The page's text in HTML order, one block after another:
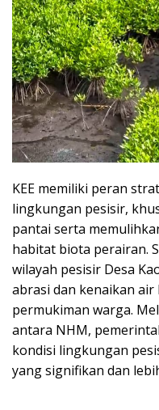
KEE memiliki peran
lingkungan pesisir,
pantai serta
habitat biota perairan.
wilayah pesisir Desa
abrasi dan kenaikan
permukiman warga.
antara NHM,
kondisi lingkungan
yang signifikan dan